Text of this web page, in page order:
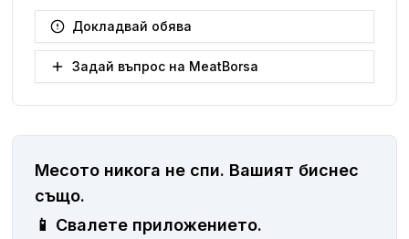
Докладвай обява
Задай въпрос на MeatBorsa
Месото никога не спи. Вашият биснес
същo.
📱 Свалете приложението.